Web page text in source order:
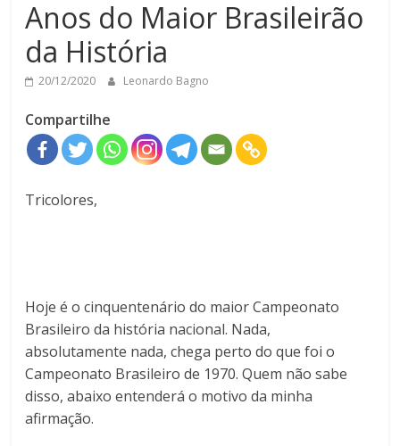
Anos do Maior Brasileirão
da História
20/12/2020 Leonardo Bagno
Compartilhe
Tricolores,
Hoje é o cinquentenário do maior Campeonato
Brasileiro da história nacional. Nada,
absolutamente nada, chega perto do que foi o
Campeonato Brasileiro de 1970. Quem não sabe
disso, abaixo entenderá o motivo da minha
afirmação.